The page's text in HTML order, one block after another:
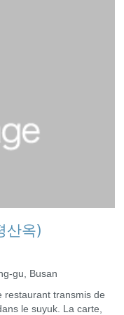
산옥)
gu, Busan
restaurant transmis de
le suyuk. La carte,